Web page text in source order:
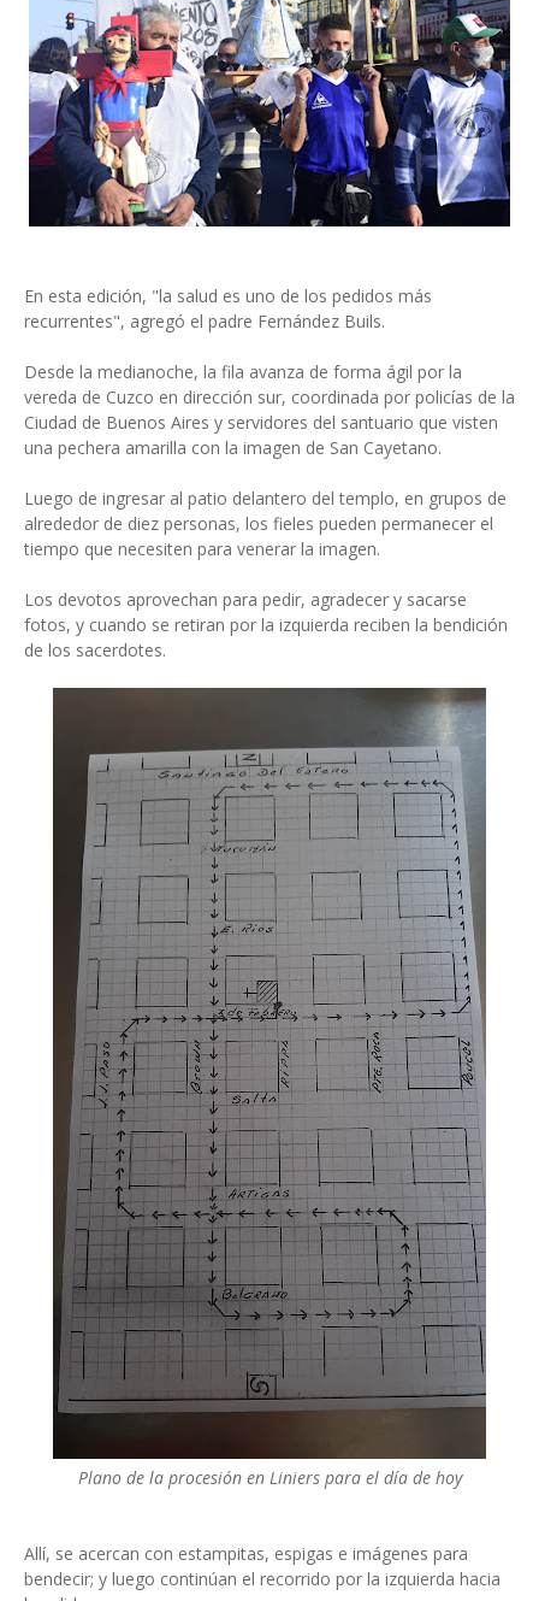
En esta edición, "la salud es uno de los pedidos más
recurrentes", agregó el padre Fernández Buils.
Desde la medianoche, la fila avanza de forma ágil por la
vereda de Cuzco en dirección sur, coordinada por policías de la
Ciudad de Buenos Aires y servidores del santuario que visten
una pechera amarilla con la imagen de San Cayetano.
Luego de ingresar al patio delantero del templo, en grupos de
alrededor de diez personas, los fieles pueden permanecer el
tiempo que necesiten para venerar la imagen.
Los devotos aprovechan para pedir, agradecer y sacarse
fotos, y cuando se retiran por la izquierda reciben la bendición
de los sacerdotes.
Plano de la procesión en Liniers para el día de hoy
Allí, se acercan con estampitas, espigas e imágenes para
bendecir; y luego continúan el recorrido por la izquierda hacia